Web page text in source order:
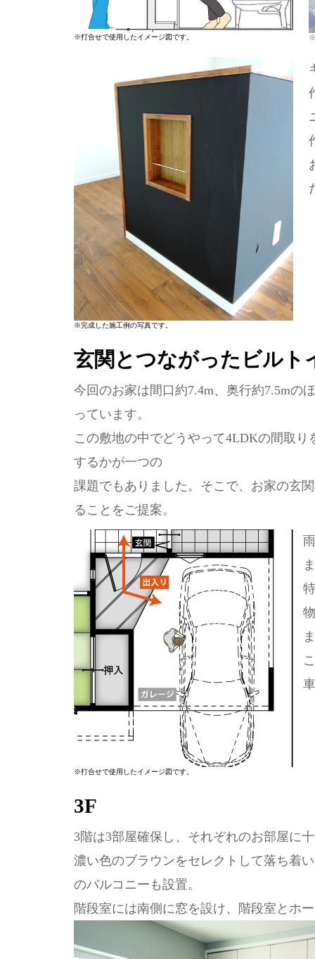
※打合せで使用したイメージ図です。 ※
※完成した施工例の写真です。
玄関とつながったビルト
今回のお家は間口約7.4m、奥行約7.5mの
っています。
この敷地の中でどうやって4LDKの間取
するかが一つの
課題でもありました。そこで、お家の玄
ることをご提案。
※打合せで使用したイメージ図です。
3F
3階は3部屋確保し、それぞれのお部屋に
濃い色のブラウンをセレクトして落ち着
のバルコニーも設置。
階段室には南側に窓を設け、階段室とホ